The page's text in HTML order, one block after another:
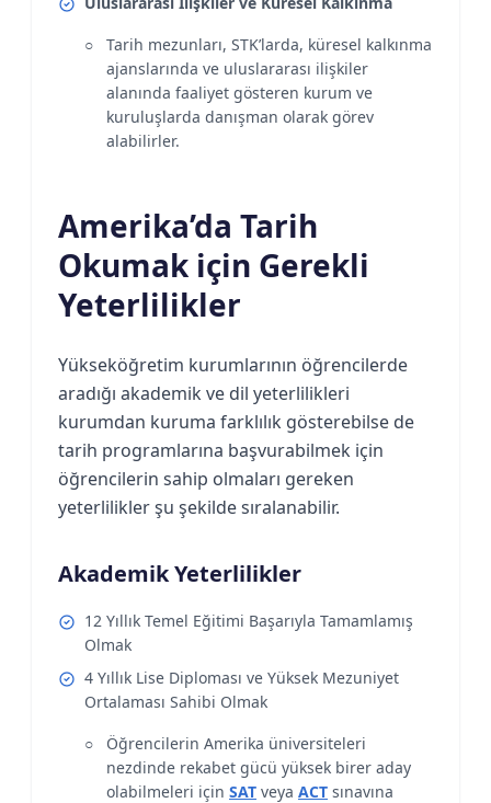
Tarih mezunları, STK’larda, küresel kalkınma
ajanslarında ve uluslararası ilişkiler
alanında faaliyet gösteren kurum ve
kuruluşlarda danışman olarak görev
alabilirler.
Amerika’da Tarih
Okumak için Gerekli
Yeterlilikler
Yükseköğretim kurumlarının öğrencilerde
aradığı akademik ve dil yeterlilikleri
kurumdan kuruma farklılık gösterebilse de
tarih programlarına başvurabilmek için
öğrencilerin sahip olmaları gereken
yeterlilikler şu şekilde sıralanabilir.
Akademik Yeterlilikler
12 Yıllık Temel Eğitimi Başarıyla Tamamlamış
Olmak
4 Yıllık Lise Diploması ve Yüksek Mezuniyet
Ortalaması Sahibi Olmak
Öğrencilerin Amerika üniversiteleri
nezdinde rekabet gücü yüksek birer aday
olabilmeleri için SAT veya ACT sınavına